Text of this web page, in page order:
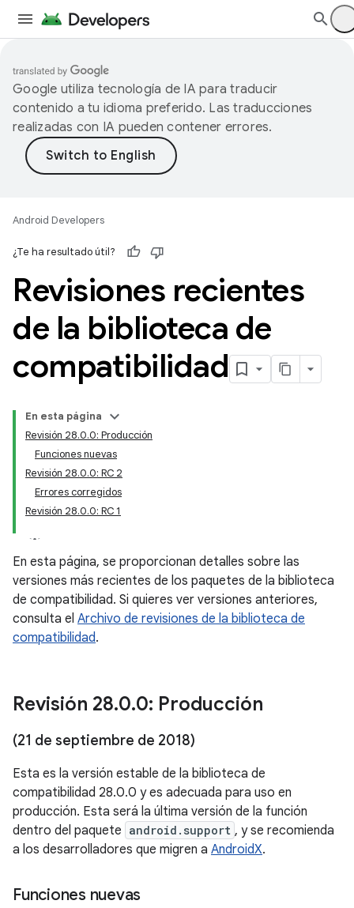
Google utiliza tecnología de IA para traducir
contenido a tu idioma preferido. Las traducciones
realizadas con IA pueden contener errores.
Android Developers
¿Te ha resultado útil?
Revisiones recientes
de la biblioteca de
compatibilidad
En esta página
Revisión 28.0.0: Producción
Funciones nuevas
Revisión 28.0.0: RC 2
Errores corregidos
Revisión 28.0.0: RC 1
En esta página, se proporcionan detalles sobre las
versiones más recientes de los paquetes de la biblioteca
de compatibilidad. Si quieres ver versiones anteriores,
consulta el Archivo de revisiones de la biblioteca de
compatibilidad.
Revisión 28.0.0: Producción
(21 de septiembre de 2018)
Esta es la versión estable de la biblioteca de
compatibilidad 28.0.0 y es adecuada para uso en
producción. Esta será la última versión de la función
dentro del paquete android.support , y se recomienda
a los desarrolladores que migren a AndroidX.
Funciones nuevas